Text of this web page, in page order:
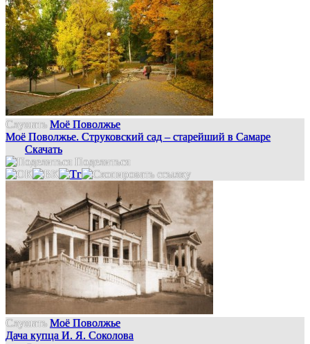
Слушать Моё Поволжье
Моё Поволжье. Струковский сад – старейший в Самаре
Скачать
Поделиться
Слушать Моё Поволжье
Дача купца И. Я. Соколова